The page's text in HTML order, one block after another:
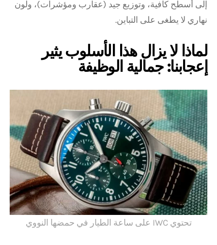
إلى أسطح كافية، وتوزيع جيد (عقارب ومؤشرات)، ولون
نهاري لا يطغى على التباين.
لماذا لا يزال هذا الأسلوب يثير
إعجابنا: جمالية الوظيفة
تحتوي IWC على ساعة الطيار في حمضها النووي